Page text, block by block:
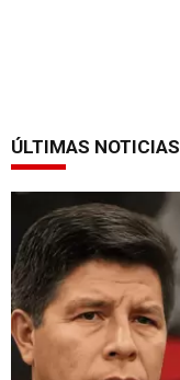
ÚLTIMAS NOTICIAS